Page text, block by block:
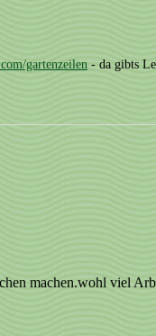
gartenzeilen - da gibts
machen.wohl viel